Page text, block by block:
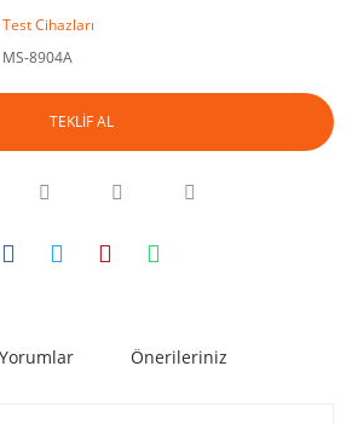
Test Cihazları
MS-8904A
TEKLİF AL
Yorumlar Önerileriniz